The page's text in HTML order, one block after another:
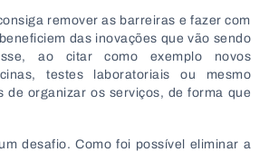
remover as barreiras e fazer com
das inovações que vão sendo
ao citar como exemplo novos
testes laboratoriais ou mesmo
de organizar os serviços, de forma que
desafio. Como foi possível eliminar a